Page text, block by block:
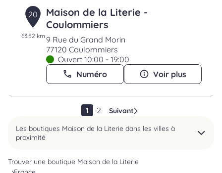
20
63.52 km
Maison de la Literie -
Coulommiers
9 Rue du Grand Morin
77120 Coulommiers
Ouvert 10:00 - 19:00
Numéro
Voir plus
1 2
Suivant
Les boutiques Maison de la Literie dans les villes à
proximité
Trouver une boutique Maison de la Literie